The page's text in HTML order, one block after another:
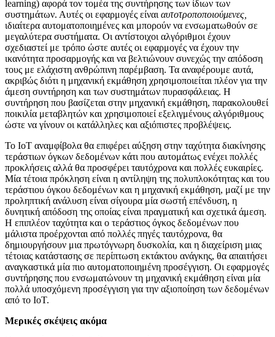
learning) αφορά τον τομέα της συντήρησης των ίδιων των
συστημάτων. Αυτές οι εφαρμογές είναι αυτοτροποποιούμενες,
ιδιαίτερα αυτοματοποιημένες και μπορούν να ενσωματωθούν σε
μεγαλύτερα συστήματα. Οι αντίστοιχοι αλγόριθμοι έχουν
σχεδιαστεί με τρόπο ώστε αυτές οι εφαρμογές να έχουν την
ικανότητα προσαρμογής και να βελτιώνουν συνεχώς την απόδοση
τους με ελάχιστη ανθρώπινη παρέμβαση. Τα αναφέρουμε αυτά,
ακριβώς διότι η μηχανική εκμάθηση χρησιμοποιείται πλέον για την
άμεση συντήρηση και των συστημάτων πυρασφάλειας. Η
συντήρηση που βασίζεται στην μηχανική εκμάθηση, παρακολουθεί
ποικιλία μεταβλητών και χρησιμοποιεί εξελιγμένους αλγόριθμους
ώστε να γίνουν οι κατάλληλες και αξιόπιστες προβλέψεις.
Το IoT αναμφίβολα θα επιφέρει αύξηση στην ταχύτητα διακίνησης
τεράστιων όγκων δεδομένων κάτι που αυτομάτως ενέχει πολλές
προκλήσεις αλλά θα προσφέρει ταυτόχρονα και πολλές ευκαιρίες.
Μία τέτοια πρόκληση είναι η αντίληψη της πολυπλοκότητας και του
τεράστιου όγκου δεδομένων και η μηχανική εκμάθηση, μαζί με την
προληπτική ανάλυση είναι σίγουρα μία σωστή επένδυση, η
δυνητική απόδοση της οποίας είναι πραγματική και σχετικά άμεση.
Η επιπλέον ταχύτητα και ο τεράστιος όγκος δεδομένων που
μάλιστα προέρχονται από πολλές πηγές ταυτόχρονα, θα
δημιουργήσουν μια πρωτόγνωρη δυσκολία, και η διαχείριση μιας
τέτοιας κατάστασης σε περίπτωση εκτάκτου ανάγκης, θα απαιτήσει
αναγκαστικά μία πιο αυτοματοποιημένη προσέγγιση. Οι εφαρμογές
συντήρησης που ενσωματώνουν τη μηχανική εκμάθηση είναι μία
πολλά υποσχόμενη προσέγγιση για την αξιοποίηση των δεδομένων
από το IoT.
Μερικές σκέψεις ακόμα